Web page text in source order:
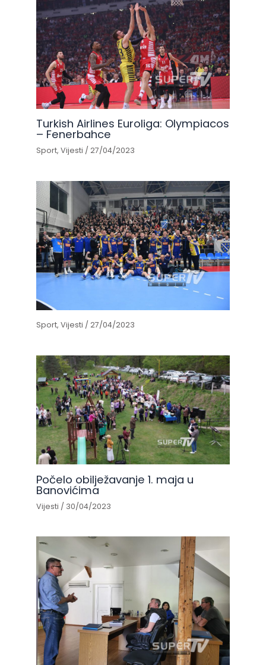
Turkish Airlines Euroliga: Olympiacos
– Fenerbahce
Sport,Vijesti /27/04/2023
Sport,Vijesti /27/04/2023
Počelo obilježavanje 1. maja u
Banovićima
Vijesti / 30/04/2023